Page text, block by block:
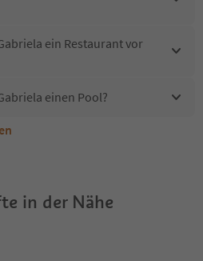
ein Restaurant vor
einen Pool?
Alpine Boutique Villa
Boutique Villa Gabriela?
Boutique Villa Gabriela
in der Nähe